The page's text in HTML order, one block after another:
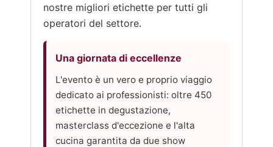
nostre migliori etichette per tutti gli
operatori del settore.
Una giornata di eccellenze
L'evento è un vero e proprio viaggio
dedicato ai professionisti: oltre 450
etichette in degustazione,
masterclass d'eccezione e l'alta
cucina garantita da due show